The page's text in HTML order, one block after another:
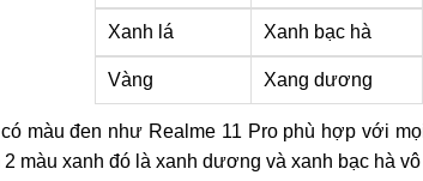
Xanh lá Xanh bạc hà
Vàng Xang dương
màu đen như Realme 11 Pro phù hợp với
màu xanh đó là xanh dương và xanh bạc hà